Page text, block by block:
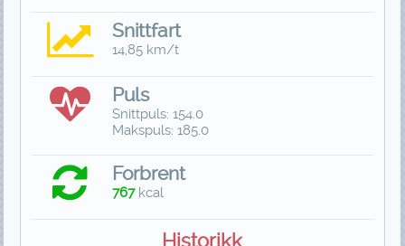
Snittfart
14,85 km/t
Puls
Snittpuls: 154.0
Makspuls: 185.0
Forbrent
767kcal
Historikk